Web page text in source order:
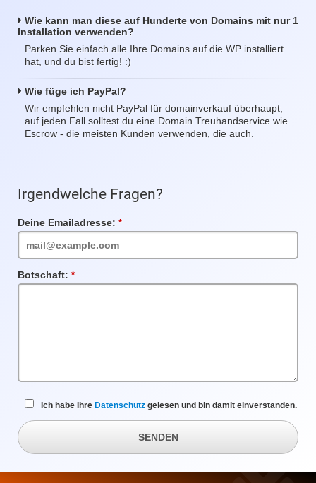
Wie kann man diese auf Hunderte von Domains mit nur 1
Installation verwenden?
Parken Sie einfach alle Ihre Domains auf die WP installiert
hat, und du bist fertig! :)
Wie füge ich PayPal?
Wir empfehlen nicht PayPal für domainverkauf überhaupt,
auf jeden Fall solltest du eine Domain Treuhandservice wie
Escrow - die meisten Kunden verwenden, die auch.
Irgendwelche Fragen?
Deine Emailadresse:
Botschaft:
Ich habe Ihre Datenschutz gelesen und bin damit einverstanden.
SENDEN